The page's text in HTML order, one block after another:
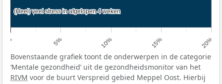
0% 5% 10% 15% 20%
(Heel) veel stress in afgelopen 4 weken
(Heel) veel stress in afgelopen 4 weken
Bovenstaande grafiek toont de onderwerpen in de categorie
‘Mentale gezondheid’ uit de gezondheidsmonitor van het
RIVM voor de buurt Verspreid gebied Meppel Oost. Hierbij